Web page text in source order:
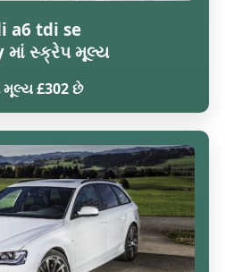
a6 tdi se
માં સ્ક્રેપ મૂલ્ય
મૂલ્ય £302 છે